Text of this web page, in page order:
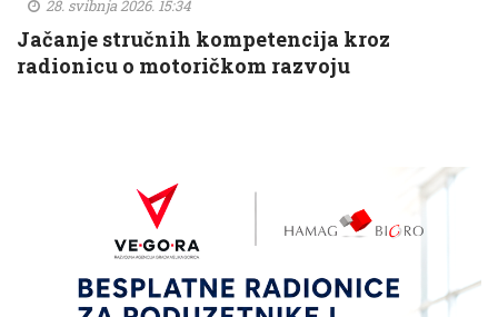
28. svibnja 2026. 15:34
Jačanje stručnih kompetencija kroz
radionicu o motoričkom razvoju